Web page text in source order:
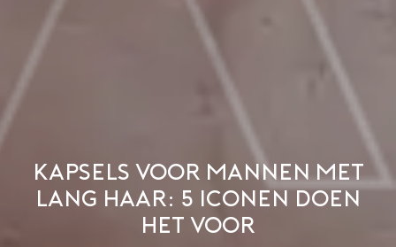
Kapsels voor mannen met
lang haar: 5 iconen doen
het voor